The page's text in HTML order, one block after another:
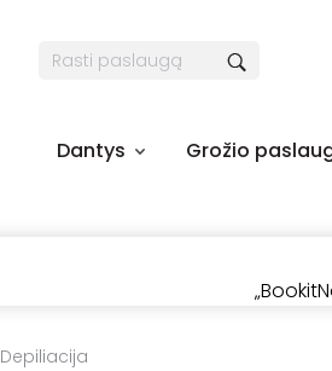
Dantys Grožio
Depiliacija